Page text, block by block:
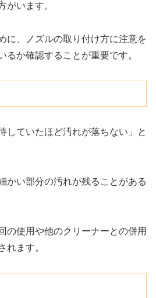
がいます。
に、ノズルの取り付け方に注意を
るか確認することが重要です。
していたほど汚れが落ちない」と
かい部分の汚れが残ることがある
の使用や他のクリーナーとの併用
れます。